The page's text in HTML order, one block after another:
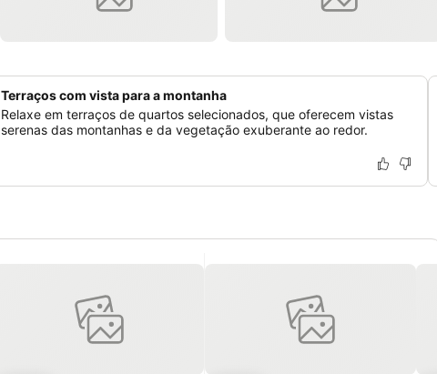
Terraços com vista para a montanha
Relaxe em terraços de quartos selecionados, que oferecem vistas
serenas das montanhas e da vegetação exuberante ao redor.